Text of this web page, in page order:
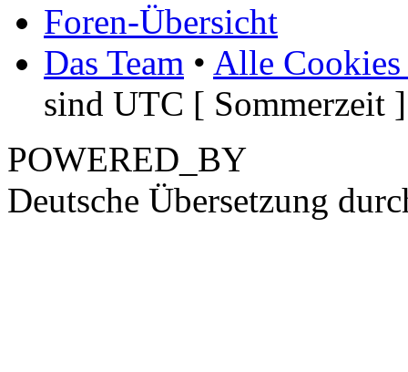
Foren-Übersicht
Das Team • Alle Cookies
sind UTC [ Sommerzeit ]
POWERED_BY
Deutsche Übersetzung